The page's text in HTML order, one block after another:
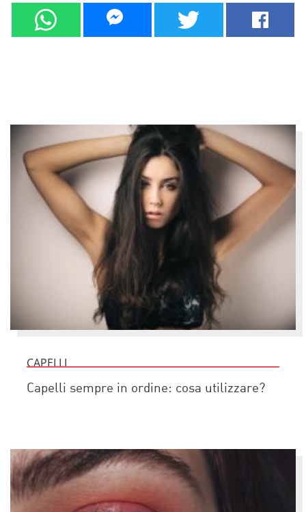
CAPELLI
Capelli sempre in ordine: cosa utilizzare?